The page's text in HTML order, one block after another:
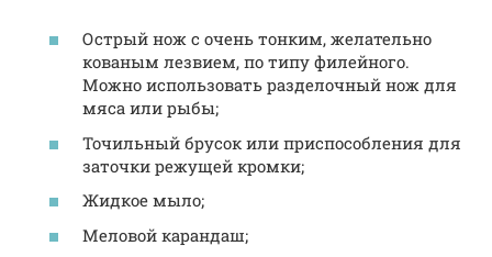
Острый нож с очень тонким, желательно
кованым лезвием, по типу филейного.
Можно использовать разделочный нож для
мяса или рыбы;
Точильный брусок или приспособления для
заточки режущей кромки;
Жидкое мыло;
Меловой карандаш;